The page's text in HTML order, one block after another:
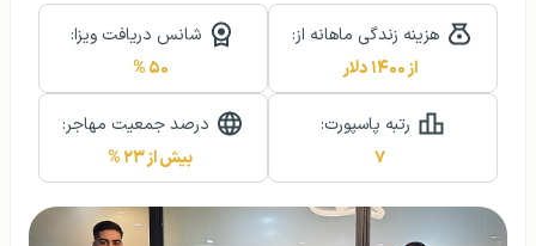
هزینه زندگی ماهانه از:
از ۱۴۰۰ دلار
شانس دریافت ویزا:
۵۰ %
رتبه پاسپورت:
۷
درصد جمعیت مهاجر:
بیش از ۲۳ %